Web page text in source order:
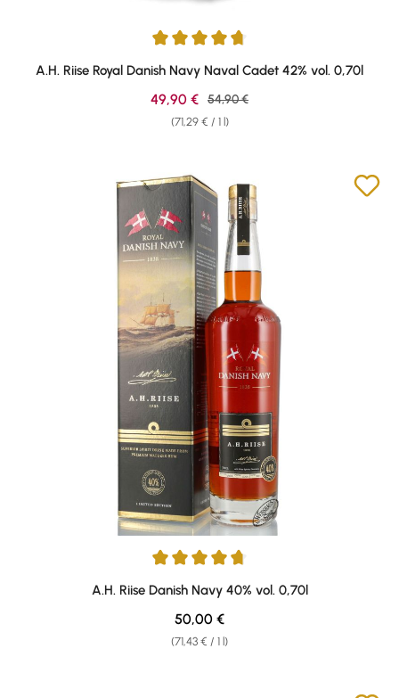
Average rating of 4.74 out of 5 stars
A.H. Riise Royal Danish Navy Naval Cadet 42% vol. 0,70l
(71,29 € / 1 l)
Sale price:
49,90 € Regular price:
54,90 €
Average rating of 4.86 out of 5 stars
A.H. Riise Danish Navy 40% vol. 0,70l
(71,43 € / 1 l)
Regular price:
50,00 €